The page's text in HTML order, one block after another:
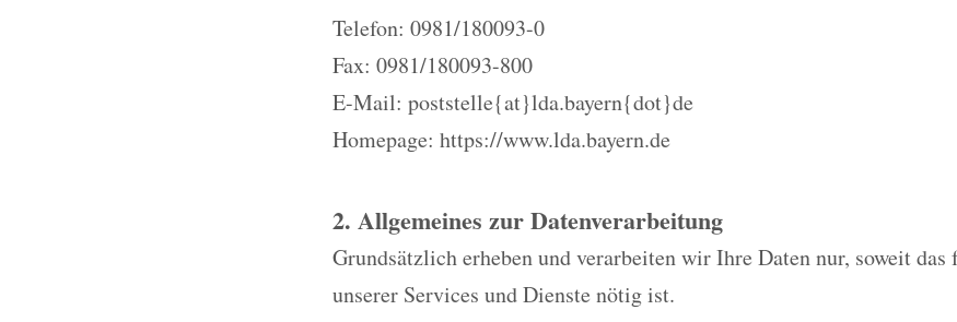
Telefon: 0981/180093-0
Fax: 0981/180093-800
E-Mail: poststelle{at}lda.bayern{dot}de
Homepage: https://www.lda.bayern.de
2. Allgemeines zur Datenverarbeitung
Grundsätzlich erheben und verarbeiten wir Ihre Daten nur, soweit
unserer Services und Dienste nötig ist.